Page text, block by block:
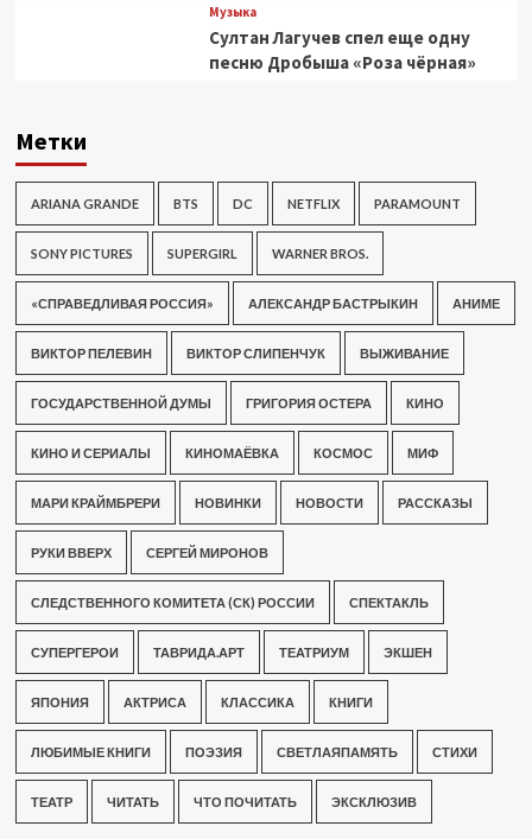
Музыка
Султан Лагучев спел еще одну
песню Дробыша «Роза чёрная»
Метки
ARIANA GRANDE BTS DC NETFLIX PARAMOUNT
SONY PICTURES SUPERGIRL WARNER BROS.
«СПРАВЕДЛИВАЯ РОССИЯ» АЛЕКСАНДР БАСТРЫКИН АНИМЕ
ВИКТОР ПЕЛЕВИН ВИКТОР СЛИПЕНЧУК ВЫЖИВАНИЕ
ГОСУДАРСТВЕННОЙ ДУМЫ ГРИГОРИЯ ОСТЕРА КИНО
КИНО И СЕРИАЛЫ КИНОМАЁВКА КОСМОС МИФ
МАРИ КРАЙМБРЕРИ НОВИНКИ НОВОСТИ РАССКАЗЫ
РУКИ ВВЕРХ СЕРГЕЙ МИРОНОВ
СЛЕДСТВЕННОГО КОМИТЕТА (СК) РОССИИ СПЕКТАКЛЬ
СУПЕРГЕРОИ ТАВРИДА.АРТ ТЕАТРИУМ ЭКШЕН
ЯПОНИЯ АКТРИСА КЛАССИКА КНИГИ
ЛЮБИМЫЕ КНИГИ ПОЭЗИЯ СВЕТЛАЯПАМЯТЬ СТИХИ
ТЕАТР ЧИТАТЬ ЧТО ПОЧИТАТЬ ЭКСКЛЮЗИВ